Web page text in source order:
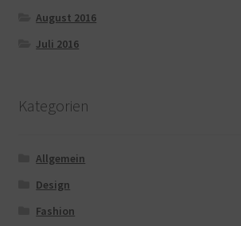
August 2016
Juli 2016
Kategorien
Allgemein
Design
Fashion